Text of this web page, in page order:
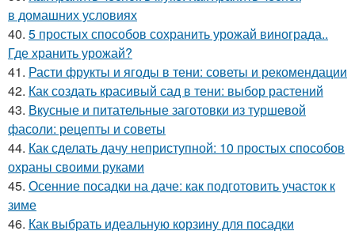
в домашних условиях
40. 5 простых способов сохранить урожай винограда..
Где хранить урожай?
41. Расти фрукты и ягоды в тени: советы и рекомендации
42. Как создать красивый сад в тени: выбор растений
43. Вкусные и питательные заготовки из туршевой
фасоли: рецепты и советы
44. Как сделать дачу неприступной: 10 простых способов
охраны своими руками
45. Осенние посадки на даче: как подготовить участок к
зиме
46. Как выбрать идеальную корзину для посадки